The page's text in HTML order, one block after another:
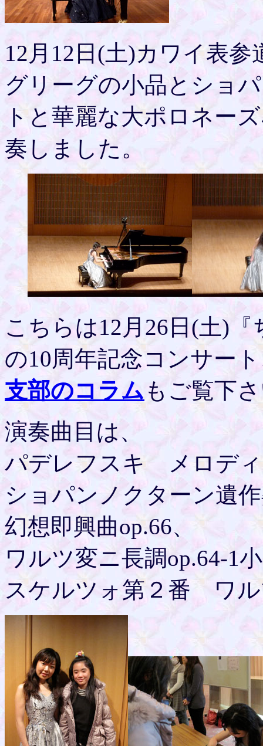
12月12日(土)カワイ表
グリーグの小品とショ
トと華麗な大ポロネー
奏しました。
こちらは12月26日(土)
の10周年記念コンサー
支部のコラム もご覧下
演奏曲目は、
パデレフスキ メロディ
ショパンノクターン遺
幻想即興曲op.66、
ワルツ変ニ長調op.64-1
スケルツォ第２番 ワル